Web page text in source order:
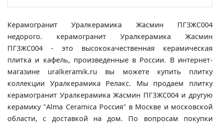
Керамогранит Уралкерамика Жасмин ПГ3ЖС004
недорого. керамогранит Уралкерамика Жасмин
ПГ3ЖС004 - это высококачественная керамическая
плитка и кафель, произведенные в России. В интернет-
магазине uralkeramik.ru вы можете купить плитку
коллекции Уралкерамика Релакс. Мы продаем плитку
керамогранит Уралкерамика Жасмин ПГ3ЖС004 и другую
керамику "Alma Ceramica Россия" в Москве и московской
области, с доставкой на дом. По вопросам покупки